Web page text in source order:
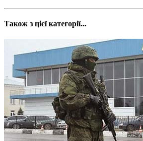
Також з цієї категорії...